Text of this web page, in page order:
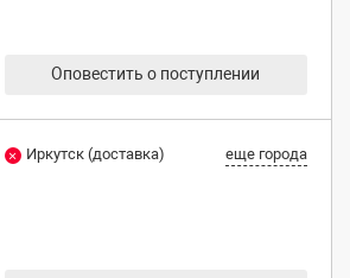
Оповестить о поступлении
Иркутск (доставка) еще города